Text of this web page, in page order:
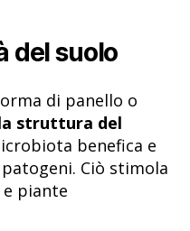
del suolo
di panello o
struttura del
benefica e
Ciò stimola
piante